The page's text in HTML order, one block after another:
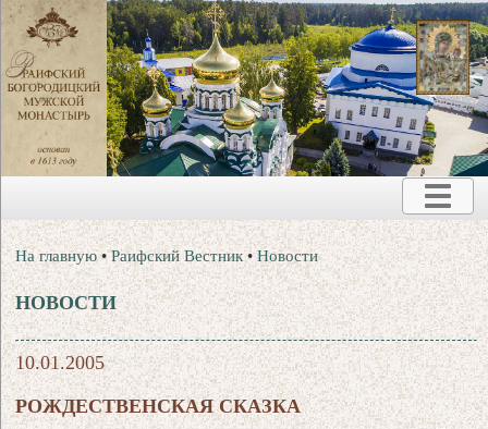
На главную •Раифский Вестник •Новости
НОВОСТИ
10.01.2005
РОЖДЕСТВЕНСКАЯ СКАЗКА